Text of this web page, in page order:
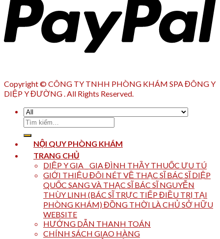
Copyright © CÔNG TY TNHH PHÒNG KHÁM SPA ĐÔNG Y
DIỆP Y ĐƯỜNG . All Rights Reserved.
Tìm
kiếm:
NỘI QUY PHÒNG KHÁM
TRANG CHỦ
DIỆP Y GIA _ GIA ĐÌNH THẦY THUỐC ƯU TÚ
GIỚI THIỆU ĐÔI NÉT VỀ THẠC SĨ BÁC SĨ DIỆP
QUỐC SANG VÀ THẠC SĨ BÁC SĨ NGUYỄN
THÙY LINH (BÁC SĨ TRỰC TIẾP ĐIỀU TRỊ TẠI
PHÒNG KHÁM) ĐỒNG THỜI LÀ CHỦ SỞ HỮU
WEBSITE
HƯỚNG DẪN THANH TOÁN
CHÍNH SÁCH GIAO HÀNG